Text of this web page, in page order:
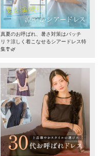
真夏のお呼ばれ、暑さ対策はバッチ
リ？涼しく着こなせるシアードレス特
集🎐🌿